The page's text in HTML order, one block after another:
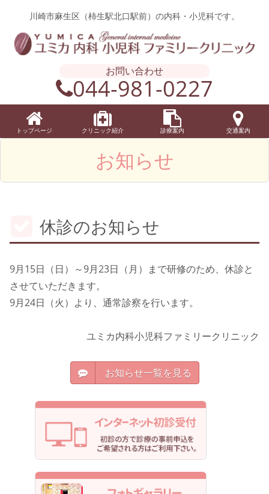
川崎市麻生区（柿生駅北口駅前）の内科・小児科です。
お問い合わせ
044-981-0227
トップページ クリニック紹介 診療案内 交通案内
お知らせ
休診のお知らせ
9月15日（日）～9月23日（月）まで研修のため、休診と
させていただきます。
9月24日（火）より、通常診察を行います。
ユミカ内科小児科ファミリークリニック
お知らせ一覧を見る